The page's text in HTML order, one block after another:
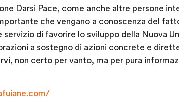
Darsi Pace, come anche altre persone
che vengano a conoscenza del
di favorire lo sviluppo della Nuova
a sostegno di azioni concrete e
non certo per vanto, ma per pura